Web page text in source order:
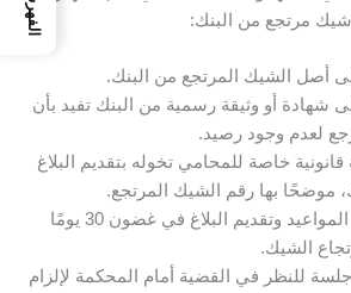
شيك مرتجع من البنك:
أصل الشيك المرتجع من البنك.
شهادة أو وثيقة رسمية من البنك تفيد بأن
لعدم وجود رصيد.
قانونية خاصة للمحامي تخوله بتقديم البلاغ
موضحًا بها رقم الشيك المرتجع.
الانتباه إلى المواعيد وتقديم البلاغ في غضون 30 يومًا
الشيك.
للنظر في القضية أمام المحكمة لإلزام
الفهرس